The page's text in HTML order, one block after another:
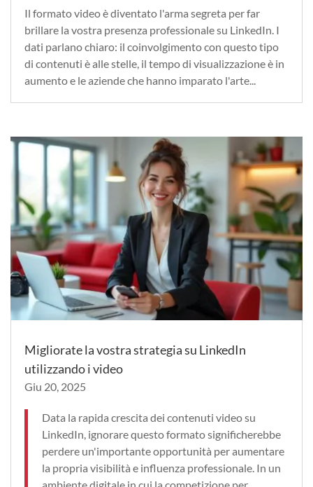
Il formato video è diventato l'arma segreta per far
brillare la vostra presenza professionale su LinkedIn. I
dati parlano chiaro: il coinvolgimento con questo tipo
di contenuti è alle stelle, il tempo di visualizzazione è in
aumento e le aziende che hanno imparato l'arte...
Migliorate la vostra strategia su LinkedIn
utilizzando i video
Giu 20, 2025
Data la rapida crescita dei contenuti video su
LinkedIn, ignorare questo formato significherebbe
perdere un'importante opportunità per aumentare
la propria visibilità e influenza professionale. In un
ambiente digitale in cui la competizione per